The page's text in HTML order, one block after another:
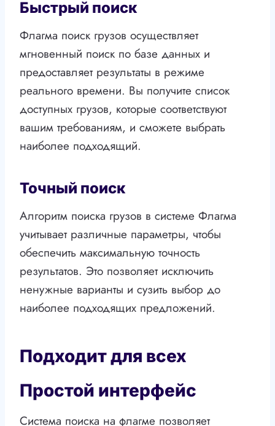
Быстрый поиск
Флагма поиск грузов осуществляет
мгновенный поиск по базе данных и
предоставляет результаты в режиме
реального времени. Вы получите список
доступных грузов, которые соответствуют
вашим требованиям, и сможете выбрать
наиболее подходящий.
Точный поиск
Алгоритм поиска грузов в системе Флагма
учитывает различные параметры, чтобы
обеспечить максимальную точность
результатов. Это позволяет исключить
ненужные варианты и сузить выбор до
наиболее подходящих предложений.
Подходит для всех
Простой интерфейс
Система поиска на флагме позволяет